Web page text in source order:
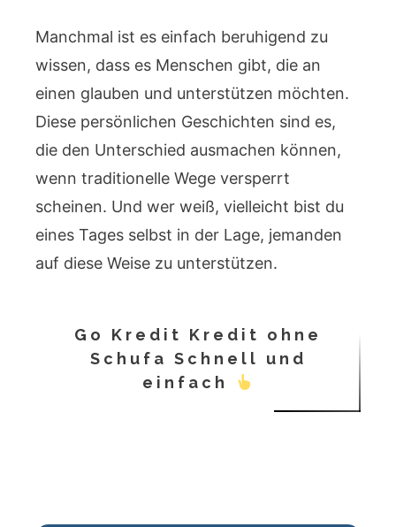
Manchmal ist es einfach beruhigend zu
wissen, dass es Menschen gibt, die an
einen glauben und unterstützen möchten.
Diese persönlichen Geschichten sind es,
die den Unterschied ausmachen können,
wenn traditionelle Wege versperrt
scheinen. Und wer weiß, vielleicht bist du
eines Tages selbst in der Lage, jemanden
auf diese Weise zu unterstützen.
Go Kredit Kredit ohne
Schufa Schnell und
einfach